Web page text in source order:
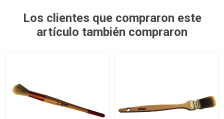
Los clientes que compraron este
artículo también compraron